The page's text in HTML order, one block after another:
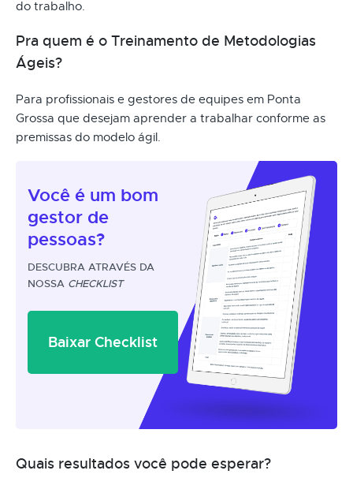
do trabalho.
Pra quem é o Treinamento de Metodologias
Ágeis?
Para profissionais e gestores de equipes em Ponta
Grossa que desejam aprender a trabalhar conforme as
premissas do modelo ágil.
Você é um bom
gestor de
pessoas?
DESCUBRA ATRAVÉS DA
NOSSA CHECKLIST
Baixar Checklist
Quais resultados você pode esperar?